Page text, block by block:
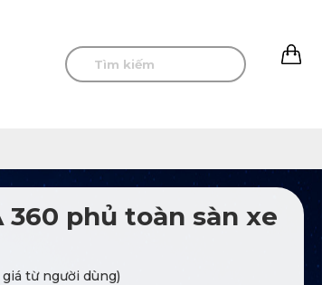
360 phủ toàn sàn xe
từ người dùng)